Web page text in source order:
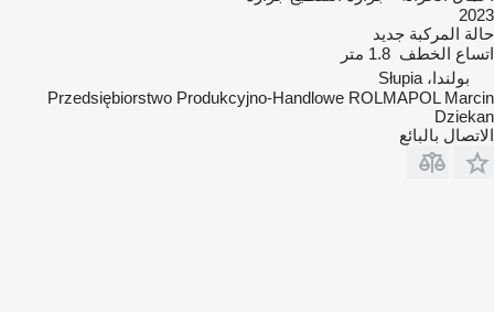
2023
حالة المركبة جديد
اتساع الخطف 1.8 متر
بولندا، Słupia
Przedsiębiorstwo Produkcyjno-Handlowe ROLMAPOL Marcin
Dziekan
الاتصال بالبائع